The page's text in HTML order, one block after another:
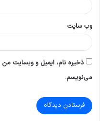
وب‌ سایت
ذخیره نام، ایمیل و وبسایت من
می‌نویسم.